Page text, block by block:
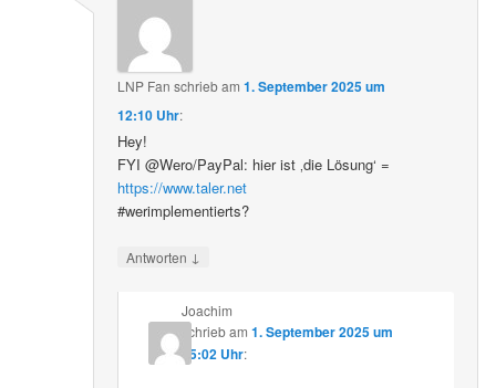
LNP Fan schriebam1. September 2025 um
12:10 Uhr:
Hey!
FYI @Wero/PayPal: hier ist ‚die Lösung‘ =
https://www.taler.net
#werimplementierts?
Antworten ↓
Joachim
schriebam 1. September 2025 um
15:02 Uhr: